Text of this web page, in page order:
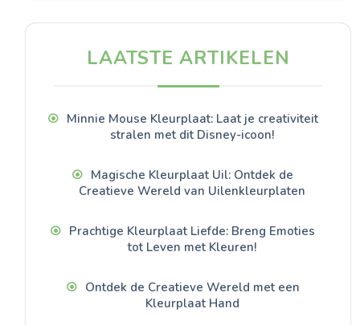
LAATSTE ARTIKELEN
Minnie Mouse Kleurplaat: Laat je creativiteit
stralen met dit Disney-icoon!
Magische Kleurplaat Uil: Ontdek de
Creatieve Wereld van Uilenkleurplaten
Prachtige Kleurplaat Liefde: Breng Emoties
tot Leven met Kleuren!
Ontdek de Creatieve Wereld met een
Kleurplaat Hand